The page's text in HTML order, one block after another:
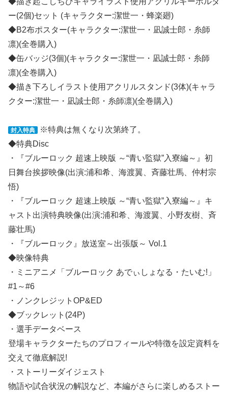
ー(2個)セット (キャラクター:潔世一・蜂楽廻)
◆B2布ポスター(キャラクター:潔世一・凪誠士郎・糸師
凛)(全巻購入)
◆缶バッジ(3個)(キャラクター:潔世一・凪誠士郎・糸師
凛)(全巻購入)
◆描き下ろしイラスト使用アクリルスタンド(3体)(キャラ
クター:潔世一・凪誠士郎・糸師凛)(全巻購入)
◆特典Disc
・『ブルーロック 超速上映版 ～“青い監獄”入寮編～』初
日舞台挨拶映像(出演:浦和希、海渡翼、斉藤壮馬、仲村宗
悟)
・『ブルーロック 超速上映版 ～“青い監獄”入寮編～』キ
ャスト出演特典映像(出演:浦和希、海渡翼、小野友樹、斉
藤壮馬)
・『ブルーロック』放送室～出張版～ Vol.1
◆映像特典
・ミニアニメ「ブルーロック あでぃしょなる・たいむ!」
#1～#6
・ノンクレジットOP&ED
◆ブックレット(24P)
・選手データベース
登場キャラクターたちのプロフィールや特徴を設定資料を
交えて徹底解説!
・ストーリーダイジェスト
物語や試合状況の解説など、本編がさらに楽しめるストー
リー解説!